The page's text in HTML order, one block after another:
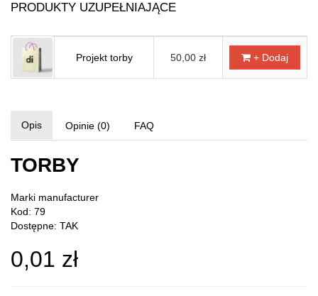
PRODUKTY UZUPEŁNIAJĄCE
Projekt torby 50,00 zł + Dodaj
Opis Opinie (0) FAQ
TORBY
Marki manufacturer
Kod: 79
Dostępne: TAK
0,01 zł